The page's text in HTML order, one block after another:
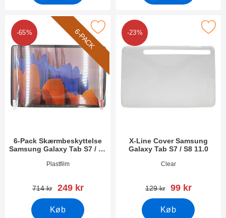
6-PACK
-65%
6-Pack Skærmbeskyttelse
Samsung Galaxy Tab S7 / S8
Varenr 37209Plastfilm
pris
714 kr pris
249 kr
Køb
Skærmbeskyttelse Samsung Galaxy Tab S7 / S8 11.0 som
-23%
X-Line Cover Samsung
Galaxy Tab S7 / S8 11.0
Varenr 37341Clear
pris
129 kr pris
99 kr
Køb
Marker x-Line Cover Samsung